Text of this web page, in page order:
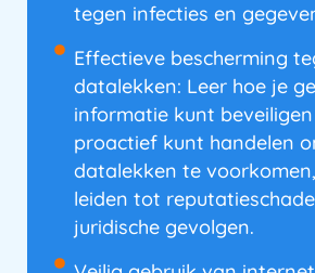
tegen infecties en
Effectieve bescherming
datalekken: Leer hoe je
informatie kunt
proactief kunt handelen
datalekken te
leiden tot
juridische gevolgen.